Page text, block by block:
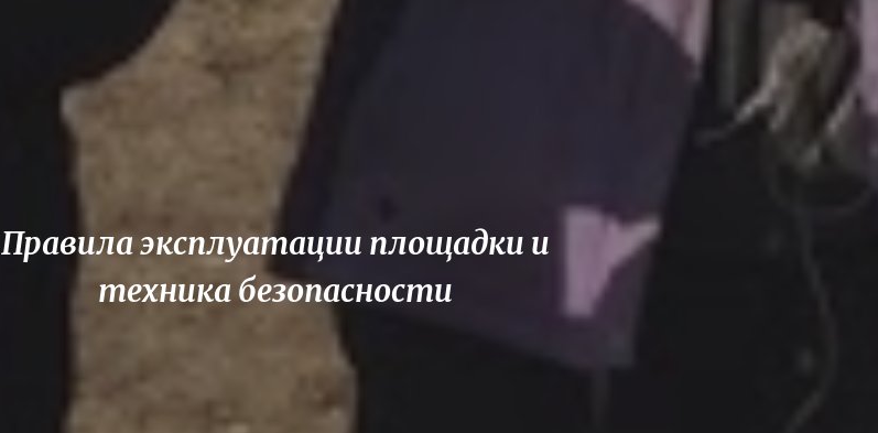
Правила эксплуатации площадки и
техника безопасности